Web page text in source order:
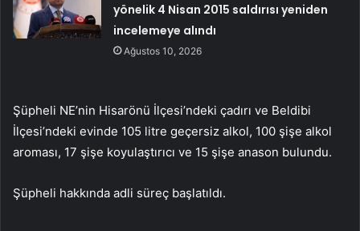
yönelik 4 Nisan 2015 saldırısı yeniden
incelemeye alındı
Ağustos 10, 2026
Şüpheli NE’nin Hisarönü İlçesi’ndeki çadırı ve Beldibi
İlçesi’ndeki evinde 105 litre geçersiz alkol, 100 şişe alkol
aroması, 17 şişe koyulaştırıcı ve 15 şişe anason bulundu.
Şüpheli hakkında adli süreç başlatıldı.